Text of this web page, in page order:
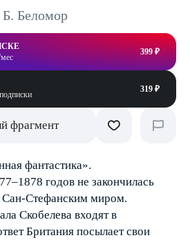
Б. Беломор
399 ₽
319 ₽
фрагмент
фантастика».
годов не закончилась
Стефанским миром.
Скобелева входят в
Британия посылает свои